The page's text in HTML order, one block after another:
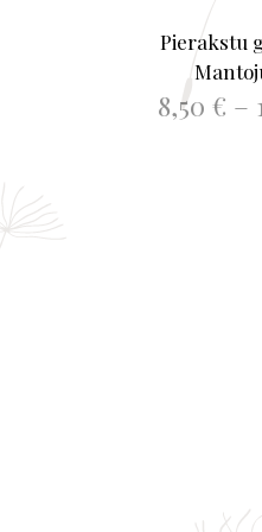
Pierakstu
8,50€ –